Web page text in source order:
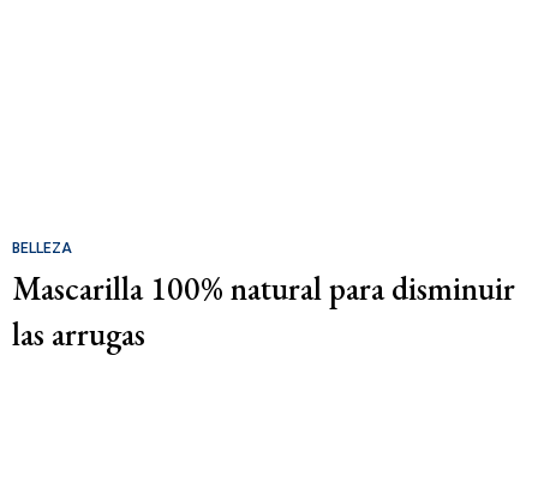
BELLEZA
Mascarilla 100% natural para disminuir
las arrugas